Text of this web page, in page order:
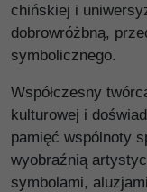
chińskiej i
dobrowróżbną,
symbolicznego.
Współczesny
kulturowej i
pamięć wspólnoty
wyobraźnią
symbolami,